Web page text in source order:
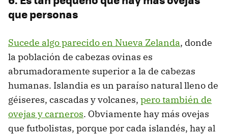
que personas
Sucede algo parecido en Nueva Zelanda, donde
la población de cabezas ovinas es
abrumadoramente superior a la de cabezas
humanas. Islandia es un paraíso natural lleno de
géiseres, cascadas y volcanes, pero también de
ovejas y carneros. Obviamente hay más ovejas
que futbolistas, porque por cada islandés, hay al